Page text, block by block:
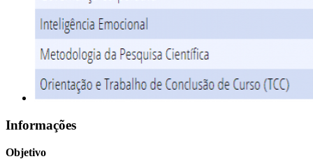
Informações
Objetivo